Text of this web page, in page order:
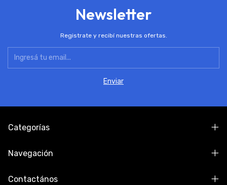
Newsletter
Registrate y recibí nuestras ofertas.
Categorías
Navegación
Contactános